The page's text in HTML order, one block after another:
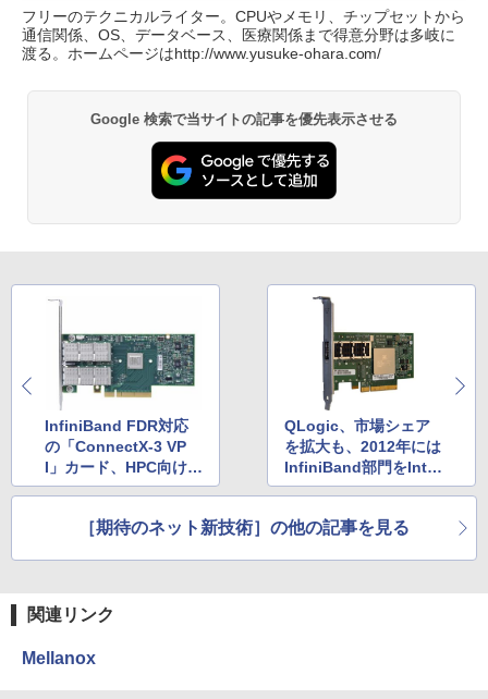
フリーのテクニカルライター。CPUやメモリ、チップセットから
通信関係、OS、データベース、医療関係まで得意分野は多岐に
渡る。ホームページはhttp://www.yusuke-ohara.com/
Google 検索で当サイトの記事を優先表示させる
InfiniBand FDR対応
の「ConnectX-3 VP
I」カード、HPC向けが
中心
QLogic、市場シェア
を拡大も、2012年には
InfiniBand部門をIntel
へ売却
［期待のネット新技術］の他の記事を見る
関連リンク
Mellanox